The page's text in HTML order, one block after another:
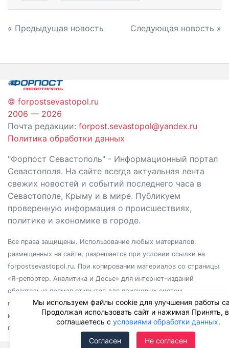
Навигация
записям
« Предыдущая новость Следующая новость »
© forpostsevastopol.ru
2006 — 2026
Почта редакции: forpost.sevastopol@yandex.ru
Политика обработки данных
"Форпост Севастополь" - Информационный портал
Севастополя. На сайте всегда актуальная лента
свежих новостей и событий последнего часа в
Севастополе, Крыму и в мире. Публикуем
проверенную информация о происшествиях,
политике и экономике в городе.
Все права защищены. Использование любых материалов,
размещенных на сайте, разрешается при условии ссылки на
forpostsevastopol.ru. При копировании материалов со страницы
«Я-репортер. Аналитика и Досье» для интернет-изданий
обязательна прямая открытая для поисковых систем
гиперссылка. Независимо от полного или частичного
использования материалов, ссылка должна быть размещена в
подзаголовке или первом абзаце материала.
Мы используем файлы cookie для улучшения работы
Продолжая использовать сайт и нажимая Принять,
соглашаетесь с условиями обработки данных.
Согласен Не согласен